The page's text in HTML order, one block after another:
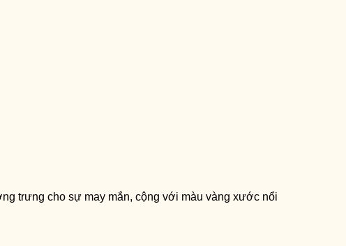
trưng cho sự may mắn, cộng với màu vàng xước nổi